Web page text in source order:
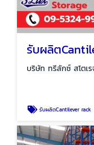
รับผลิต
บริษัท ทรีลักซ์ สโตเ
รับผลิตCantilever rack